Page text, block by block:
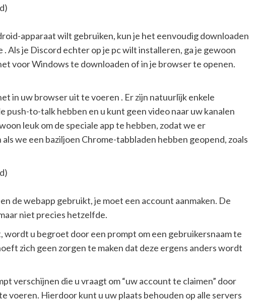
apparaat wilt gebruiken, kun je het eenvoudig downloaden
. Als je Discord echter op je pc wilt installeren, ga je gewoon
voor Windows te downloaden of in je browser te openen.
in uw browser uit te voeren . Er zijn natuurlijk enkele
push-to-talk hebben en u kunt geen video naar uw kanalen
leuk om de speciale app te hebben, zodat we er
we een baziljoen Chrome-tabbladen hebben geopend, zoals
de webapp gebruikt, je moet een account aanmaken. De
niet precies hetzelfde.
u begroet door een prompt om een ​​gebruikersnaam te
zich geen zorgen te maken dat deze ergens anders wordt
verschijnen die u vraagt ​​om “uw account te claimen” door
voeren. Hierdoor kunt u uw plaats behouden op alle servers